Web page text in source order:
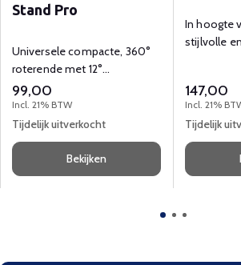
Stand Pro
Universele compacte, 360°
roterende met 12°
aanpasbare hoek tafelstatief,
mooi design.
99,00
Incl. 21% BTW
Tijdelijk uitverkocht
Bekijken
In hoogte
stijlvolle
147,00
Incl. 21%
Tijdelijk